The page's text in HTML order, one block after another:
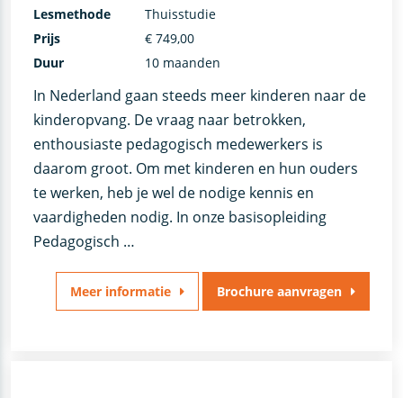
In Nederland gaan steeds meer kinderen naar de
kinderopvang. De vraag naar betrokken,
enthousiaste pedagogisch medewerkers is
daarom groot. Om met kinderen en hun ouders
te werken, heb je wel de nodige kennis en
vaardigheden nodig. In onze basisopleiding
Pedagogisch …
Lesmethode
Thuisstudie
Prijs
€ 749,00
Duur
10 maanden
Meer informatie Brochure aanvragen